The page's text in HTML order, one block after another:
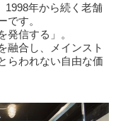
1998年から続く老舗
です。
発信する」。
融合し、メインスト
らわれない自由な価